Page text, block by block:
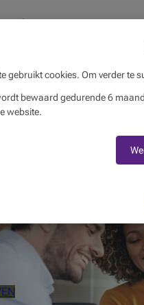
informatie en vormt geen
situatie. Beobank is niet
Deze
voor u klaar om al uw
gebruikt cookies. Om verder te
bewaard gedurende 6
website.